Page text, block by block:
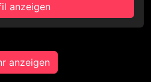
anzeigen
anzeigen